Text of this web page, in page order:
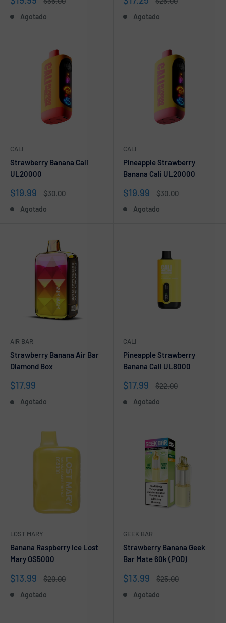
ventaAgotado
ventaAgotado
CALI
Strawberry Banana Cali
UL20000
Precio
venta
$19.99
Precio
$30.00
Agotado
CALI
Pineapple Strawberry
Banana Cali UL20000
Precio
venta
$19.99
Precio
$30.00
Agotado
AIR BAR
Strawberry Banana Air Bar
Diamond Box
Precio
venta
$17.99
Agotado
CALI
Pineapple Strawberry
Banana Cali UL8000
Precio
venta
$17.99
Precio
$22.00
Agotado
LOST MARY
Banana Raspberry Ice Lost
Mary OS5000
Precio
venta
$13.99
Precio
$20.00
Agotado
GEEK BAR
Strawberry Banana Geek
Bar Mate 60k (POD)
Precio
venta
$13.99
Precio
$25.00
Agotado